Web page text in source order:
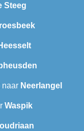
Steeg
naar Neerlangel
Waspik